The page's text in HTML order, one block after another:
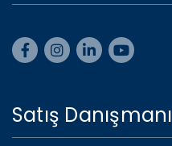
Satış Danışmanı